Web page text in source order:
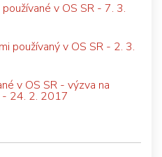
v OS SR - 7. 3.
používaný v OS SR - 2. 3.
v OS SR - výzva na
- 24. 2. 2017